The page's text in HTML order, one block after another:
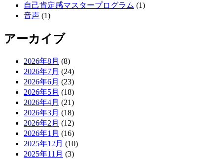
自己肯定感マスタープログラム (1)
音声 (1)
アーカイブ
2026年8月 (8)
2026年7月 (24)
2026年6月 (23)
2026年5月 (18)
2026年4月 (21)
2026年3月 (18)
2026年2月 (12)
2026年1月 (16)
2025年12月 (10)
2025年11月 (3)